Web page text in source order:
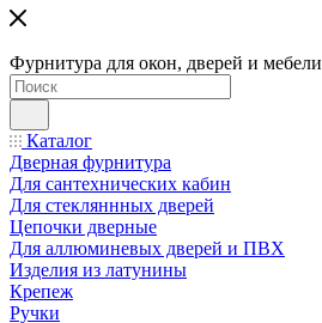
Фурнитура для окон, дверей и мебели
Каталог
Дверная фурнитура
Для сантехнических кабин
Для стекляннных дверей
Цепочки дверные
Для аллюминевых дверей и ПВХ
Изделия из латунины
Крепеж
Ручки